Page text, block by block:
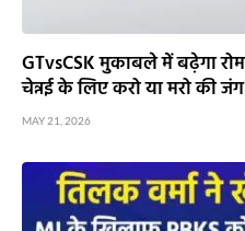
GTvsCSK मुकाबले में बढ़ेगा
चेन्नई के लिए करो या मरो की
MAY 21, 2026